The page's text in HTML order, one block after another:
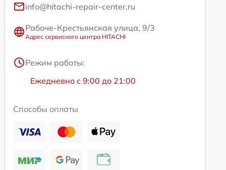
info@hitachi-repair-center.ru
Рабоче-Крестьянская улица, 9/3
Адрес сервисного центра HITACHI
Режим работы:
Ежедневно с 9:00 до 21:00
Способы оплаты